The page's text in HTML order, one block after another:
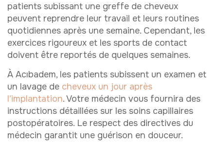
patients subissant une greffe de cheveux
peuvent reprendre leur travail et leurs routines
quotidiennes après une semaine. Cependant, les
exercices rigoureux et les sports de contact
doivent être reportés de quelques semaines.
À Acıbadem, les patients subissent un examen et
un lavage de cheveux un jour après
l’implantation. Votre médecin vous fournira des
instructions détaillées sur les soins capillaires
postopératoires. Le respect des directives du
médecin garantit une guérison en douceur.